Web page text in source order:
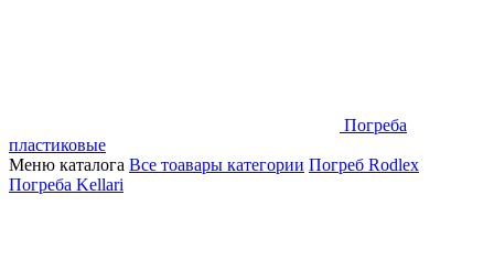
Погреба
пластиковые
Меню каталога Все тоавары категории Погреб Rodlex
Погреба Kellari